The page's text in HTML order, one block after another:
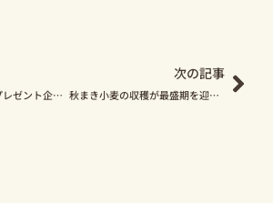
【乳製品消費拡大プレゼント企画】レシピ紹介！第6弾！
次の記事
秋まき小麦の収穫が最盛期を迎えています！